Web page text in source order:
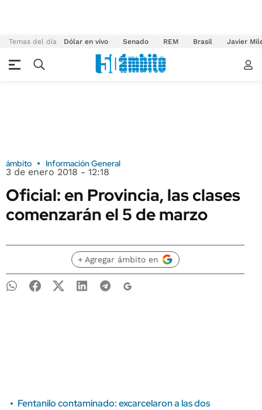
Temas del día Dólar en vivo Senado REM Brasil Javier
ámbito Información General
3 de enero 2018 - 12:18
Oficial: en Provincia, las clases
comenzarán el 5 de marzo
+ Agregar ámbito en
Fentanilo contaminado: excarcelaron a las dos